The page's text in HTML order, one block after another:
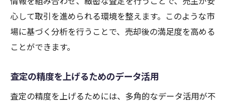
心して取引を進められる環境を整えます。このような市
場に基づく分析を行うことで、売却後の満足度を高める
ことができます。
査定の精度を上げるためのデータ活用
査定の精度を上げるためには、多角的なデータ活用が不